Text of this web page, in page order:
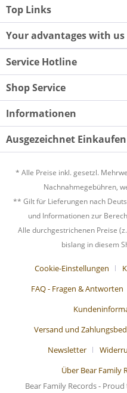
Top Links
Your advantages with us
Service Hotline
Shop Service
Informationen
Ausgezeichnet Einkaufen
* Alle Preise inkl. gesetzl.
Nachnahmegebühren,
** Gilt für Lieferungen nach
und Informationen zur
Alle durchgestrichenen Preise (z.
bislang in diesem
Cookie-Einstellungen
FAQ - Fragen & Antworten
Versand und
Newsletter
Über Bear Family
Bear Family Records -